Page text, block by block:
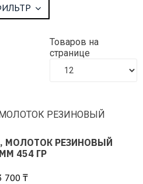
Товаров на
странице
МОЛОТОК РЕЗИНОВЫЙ
454 ГР
700 ₸